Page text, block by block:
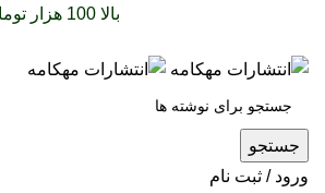
بالا 100 هزار تومان
جستجو
ورود / ثبت نام